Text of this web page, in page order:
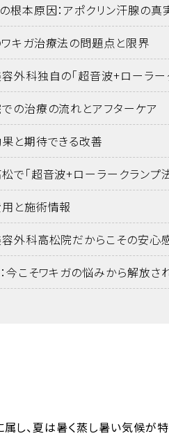
根本原因：アポクリン汗腺の真
キガ治療法の問題点と限界
外科独自の「超音波+ローラー
の治療の流れとアフターケア
と期待できる改善
で「超音波+ローラークランプ
と施術情報
外科高松院だからこその安心
今こそワキガの悩みから解放さ
し、夏は暑く蒸し暑い気候が